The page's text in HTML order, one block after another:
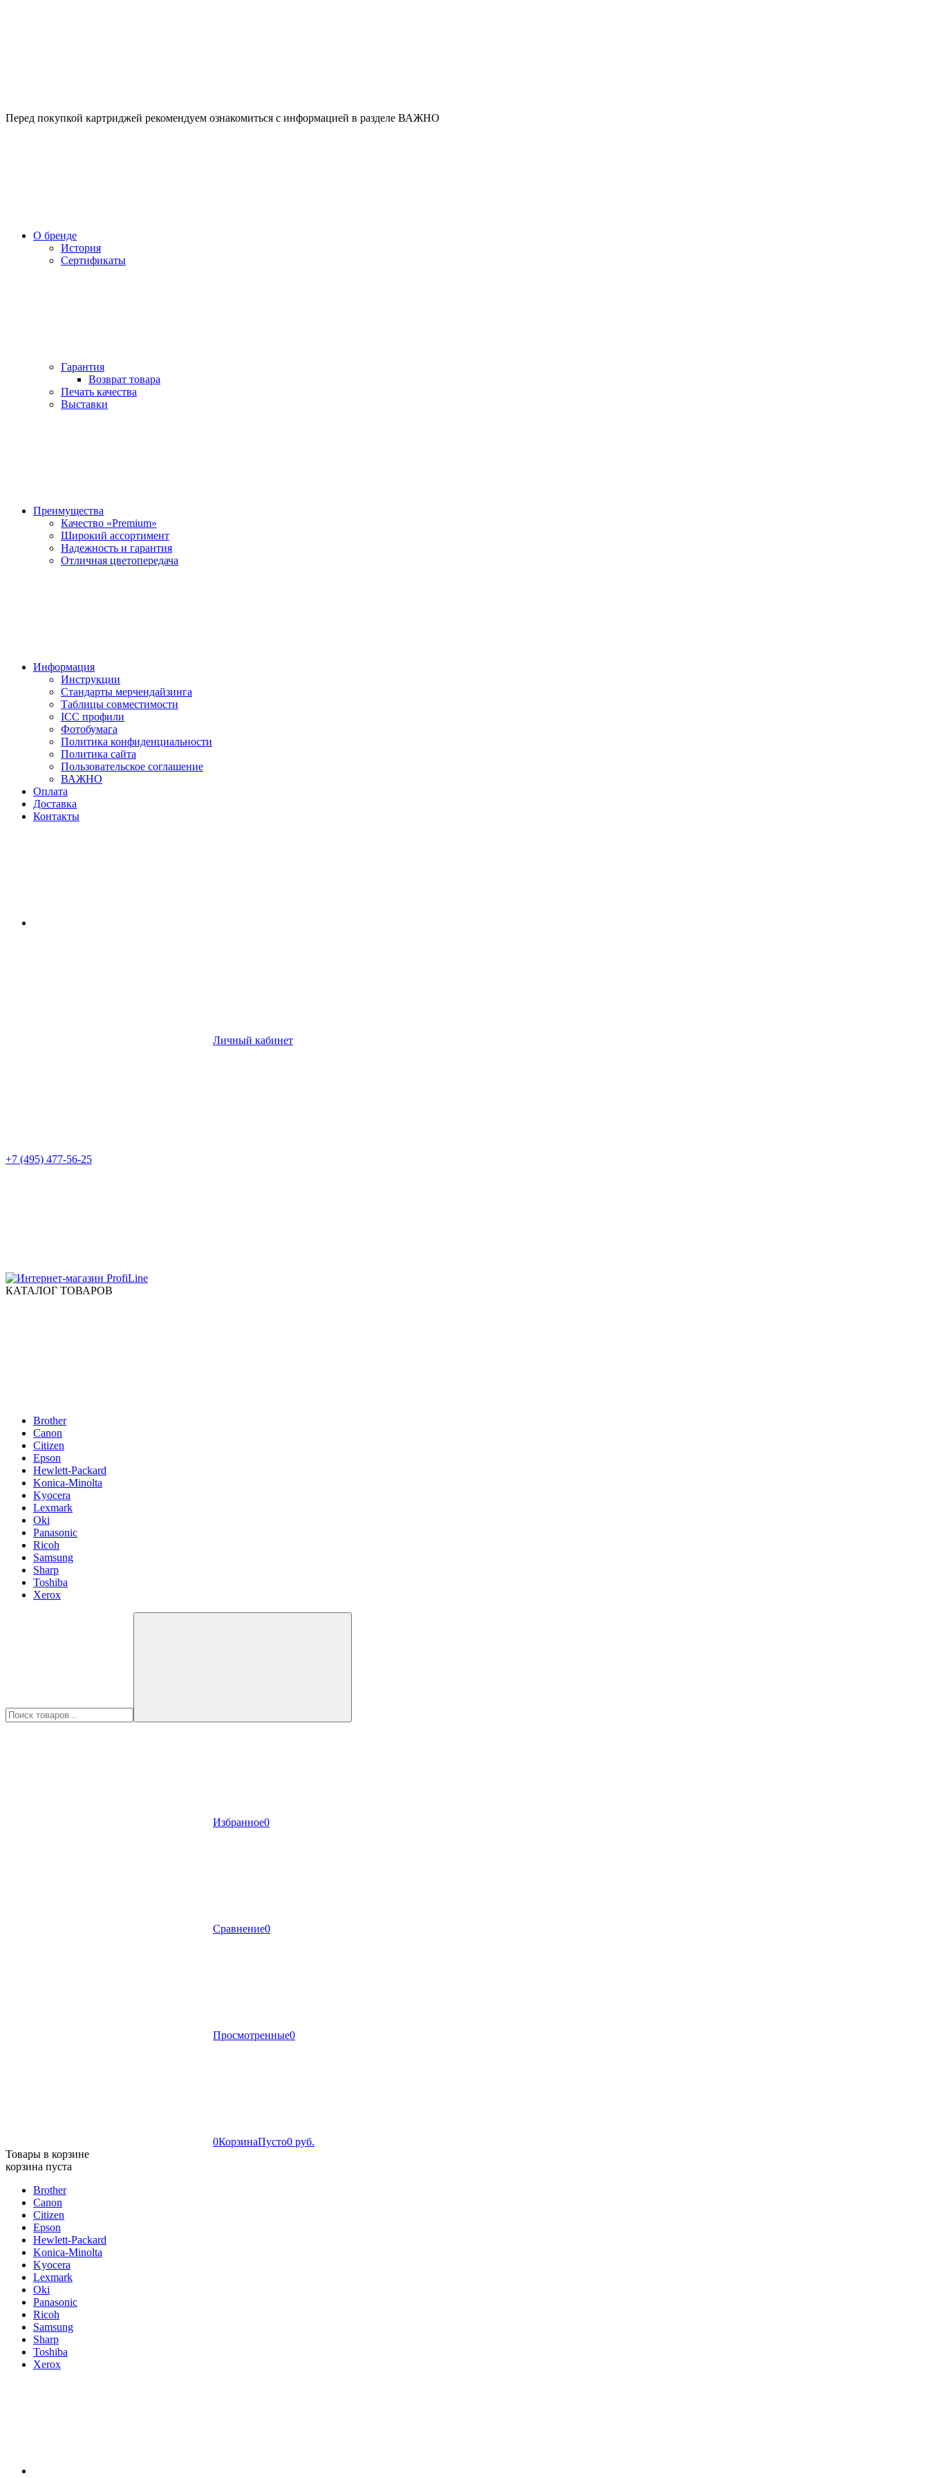
Перед покупкой картриджей рекомендуем ознакомиться с информацией в разделе ВАЖНО
О бренде
История
Сертификаты
Гарантия
Возврат товара
Печать качества
Выставки
Преимущества
Качество «Premium»
Широкий ассортимент
Надежность и гарантия
Отличная цветопередача
Информация
Инструкции
Стандарты мерчендайзинга
Таблицы совместимости
ICC профили
Фотобумага
Политика конфиденциальности
Политика сайта
Пользовательское соглашение
ВАЖНО
Оплата
Доставка
Контакты
Личный кабинет
+7 (495) 477-56-25
КАТАЛОГ ТОВАРОВ
Brother
Canon
Citizen
Epson
Hewlett-Packard
Konica-Minolta
Kyocera
Lexmark
Oki
Panasonic
Ricoh
Samsung
Sharp
Toshiba
Xerox
Избранное0
Сравнение0
Просмотренные0
0КорзинаПусто0 руб.
Товары в корзине
корзина пуста
Brother
Canon
Citizen
Epson
Hewlett-Packard
Konica-Minolta
Kyocera
Lexmark
Oki
Panasonic
Ricoh
Samsung
Sharp
Toshiba
Xerox